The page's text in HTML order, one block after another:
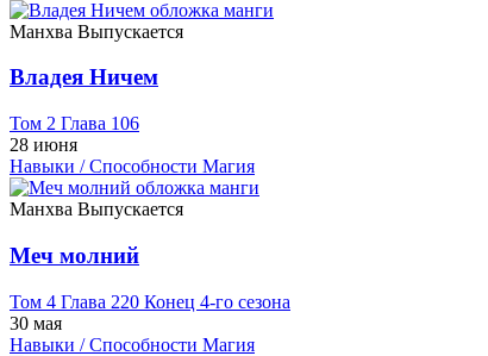
Манхва Выпускается
Владея Ничем
Том 2 Глава 106
28 июня
Навыки / Способности Магия
Манхва Выпускается
Меч молний
Том 4 Глава 220 Конец 4-го сезона
30 мая
Навыки / Способности Магия